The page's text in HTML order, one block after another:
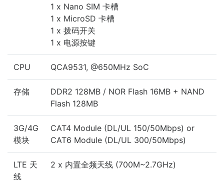
1 x Nano SIM 卡槽
1 x MicroSD 卡槽
1 x 拨码开关
1 x 电源按键
CPU QCA9531, @650MHz SoC
存储
DDR2 128MB / NOR Flash 16MB + NAND
Flash 128MB
3G/4G
模块
CAT4 Module (DL/UL 150/50Mbps) or
CAT6 Module (DL/UL 300/50Mbps)
LTE 天
线
2 x 内置全频天线 (700M~2.7GHz)